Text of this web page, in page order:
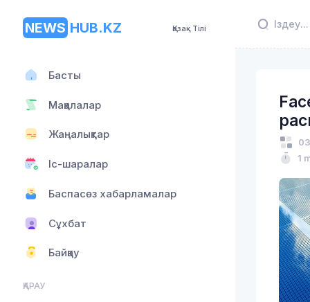
NEWS HUB.KZ Қазақ Тілі
Басты
Мақалалар
Жаңалықтар
Іс-шаралар
Баспасөз хабарламалар
Сұхбат
Байқау
ҚАРАУ
1